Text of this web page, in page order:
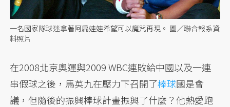
一名國家隊球迷拿著阿扁娃娃希望可以魔咒再現。 圖／聯合報系資
料照片
在2008北京奧運與2009 WBC連敗給中國以及一連
串假球之後，馬英九在壓力下召開了棒球國是會
議，但隨後的振興棒球計畫振興了什麼？他熱愛跑